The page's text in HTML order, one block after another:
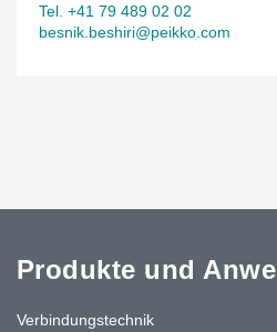
Tel. +41 79 489 02 02
besnik.beshiri@peikko.com
Produkte und
Verbindungstechnik